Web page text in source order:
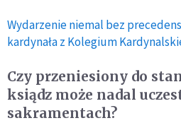
Wydarzenie niemal bez
kardynała z Kolegium
Czy przeniesiony do
ksiądz może nadal
sakramentach?